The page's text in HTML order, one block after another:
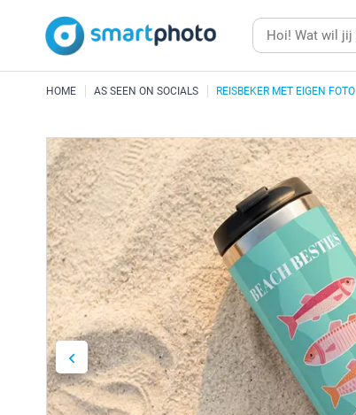
HOME AS SEEN ON SOCIALS REISBEKER MET EIGEN FOTO